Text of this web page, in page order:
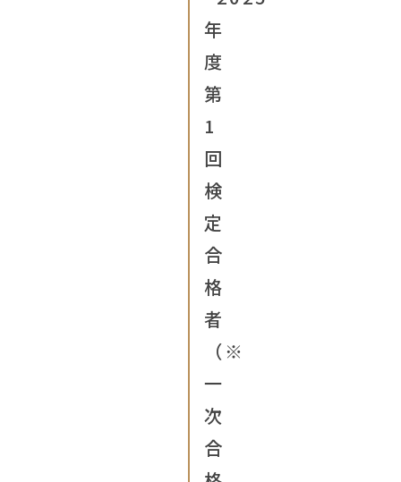
年
度
第
1
回
検
定
合
格
者
（※
一
次
合